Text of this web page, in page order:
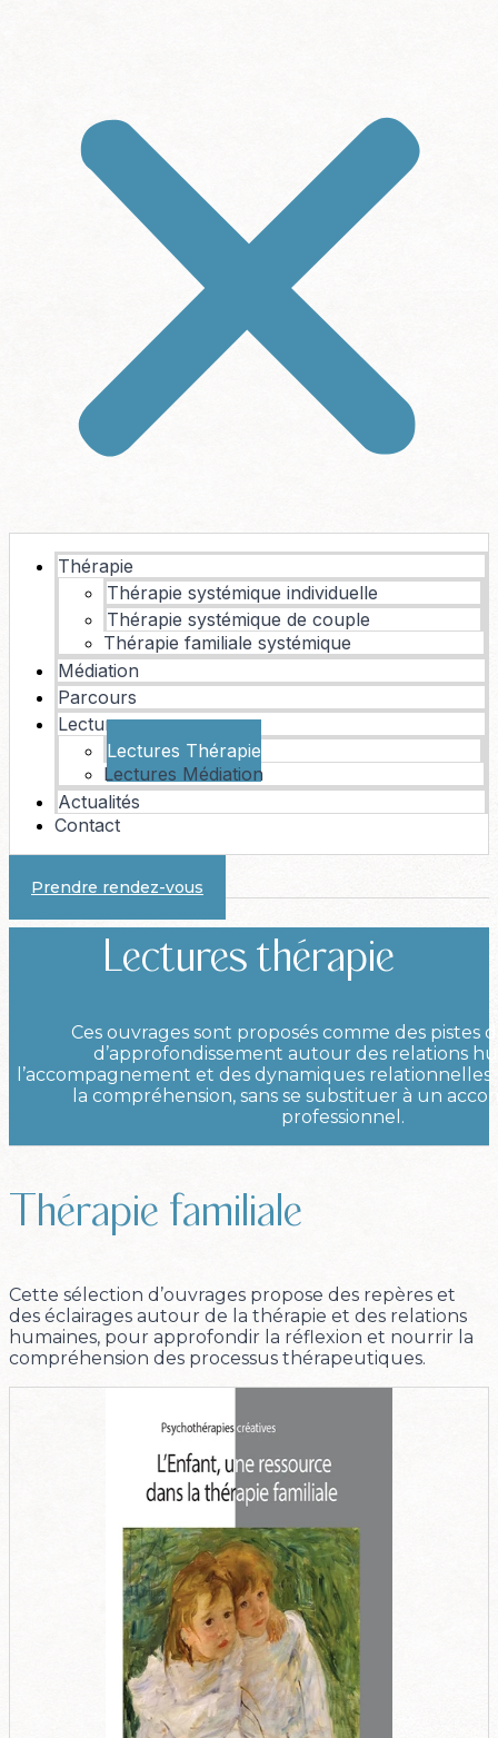
Thérapie
Thérapie systémique individuelle
Thérapie systémique de couple
Thérapie familiale systémique
Médiation
Parcours
Lectures
Lectures Thérapie
Lectures Médiation
Actualités
Contact
Prendre rendez-vous
Lectures thérapie
Ces ouvrages sont proposés comme des pistes
d’approfondissement autour des relations
l’accompagnement et des dynamiques
la compréhension, sans se substituer à un
professionnel.
Thérapie familiale
Cette sélection d’ouvrages propose des repères et
des éclairages autour de la thérapie et des relations
humaines, pour approfondir la réflexion et nourrir la
compréhension des processus thérapeutiques.